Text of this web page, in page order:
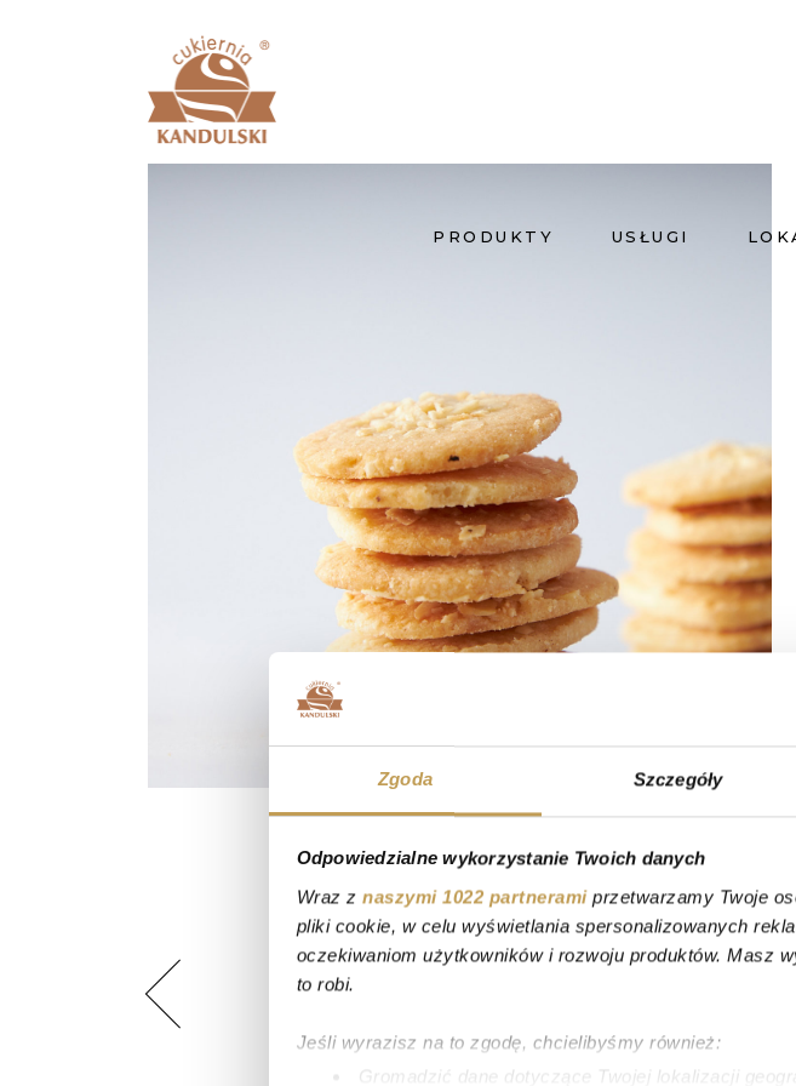
Zgoda Szczegóły
Odpowiedzialne wykorzystanie Twoich danych
Wraz z naszymi 1022 partneramiprzetwarzamy Twoje
pliki cookie, w celu wyświetlania spersonalizowanych
oczekiwaniom użytkowników i rozwoju produktów. Masz
to robi.
Jeśli wyrazisz na to zgodę, chcielibyśmy również:
Gromadzić dane dotyczące Twojej lokalizacji
PRODUKTY USŁUGI